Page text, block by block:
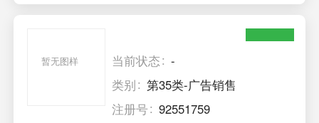
暂无图样 当前状态
-
类别
第35类-广告销售
注册号
92551759